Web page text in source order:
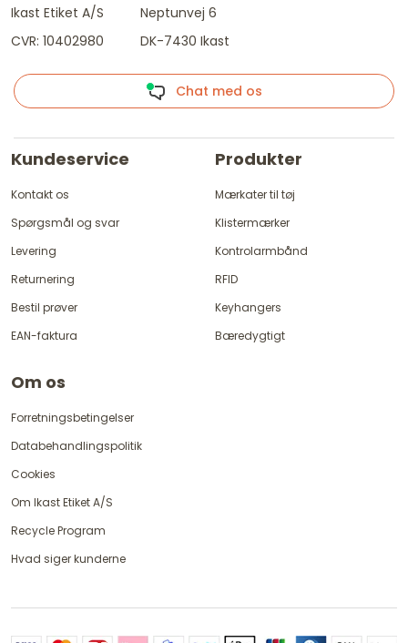
Ikast Etiket A/S
CVR: 10402980
Neptunvej 6
DK-7430 Ikast
Chat med os
Kundeservice
Kontakt os
Spørgsmål og svar
Levering
Returnering
Bestil prøver
EAN-faktura
Produkter
Mærkater til tøj
Klistermærker
Kontrolarmbånd
RFID
Keyhangers
Bæredygtigt
Om os
Forretningsbetingelser
Databehandlingspolitik
Cookies
Om Ikast Etiket A/S
Recycle Program
Hvad siger kunderne